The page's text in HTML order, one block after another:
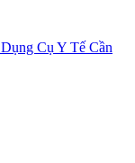
Dụng Cụ Y Tế Cần